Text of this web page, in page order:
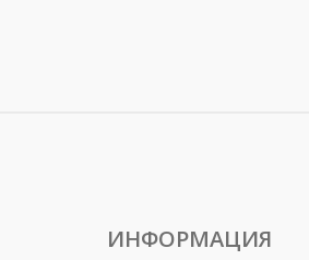
ИНФОРМАЦИЯ